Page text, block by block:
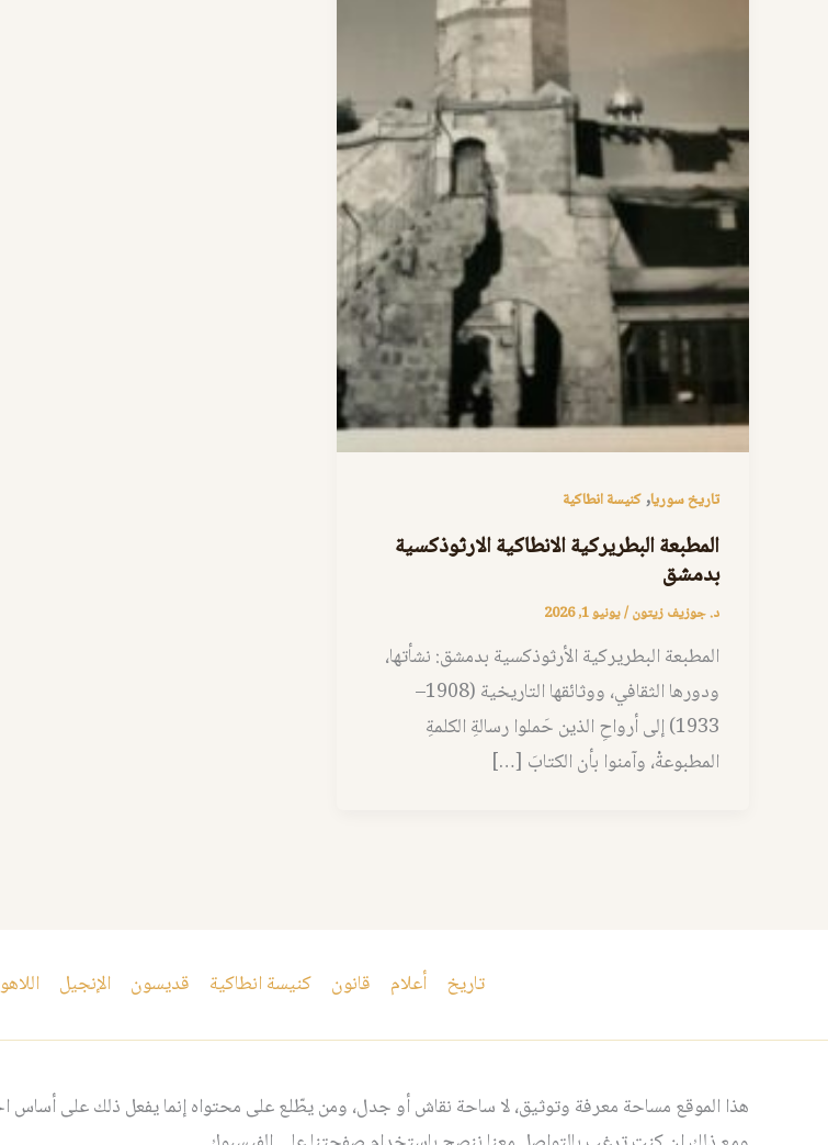
تاريخ سوريا,كنيسة انطاكية
المطبعة البطريركية الانطاكية الارثوذكسية
بدمشق
د. جوزيف زيتون/يونيو 1, 2026
المطبعة البطريركية الأرثوذكسية بدمشق: نشأتها،
ودورها الثقافي، ووثائقها التاريخية (1908–
1933) إلى أرواحِ الذين حَملوا رسالةِ الكلمةِ
المطبوعةْ، وآمنوا بأن الكتابَ […]
تاريخ أعلام قانون كنيسة انطاكية قديسون الإنجيل
هذا الموقع مساحة معرفة وتوثيق، لا ساحة نقاش أو جدل، ومن يطّلع على محتواه إنما يفعل ذلك على أساس